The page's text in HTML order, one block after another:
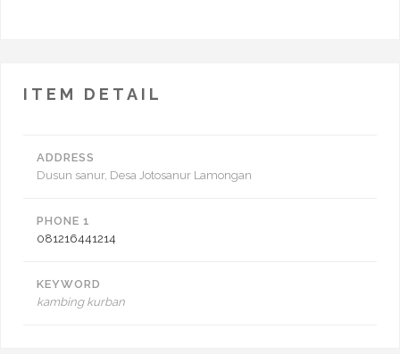
ITEM DETAIL
ADDRESS
Dusun sanur, Desa Jotosanur Lamongan
PHONE 1
081216441214
KEYWORD
kambing kurban